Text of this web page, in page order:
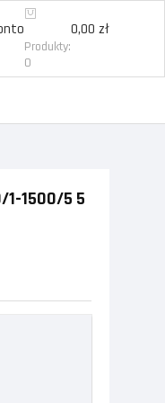
0,00 zł
Produkty:
0
1500/5 5